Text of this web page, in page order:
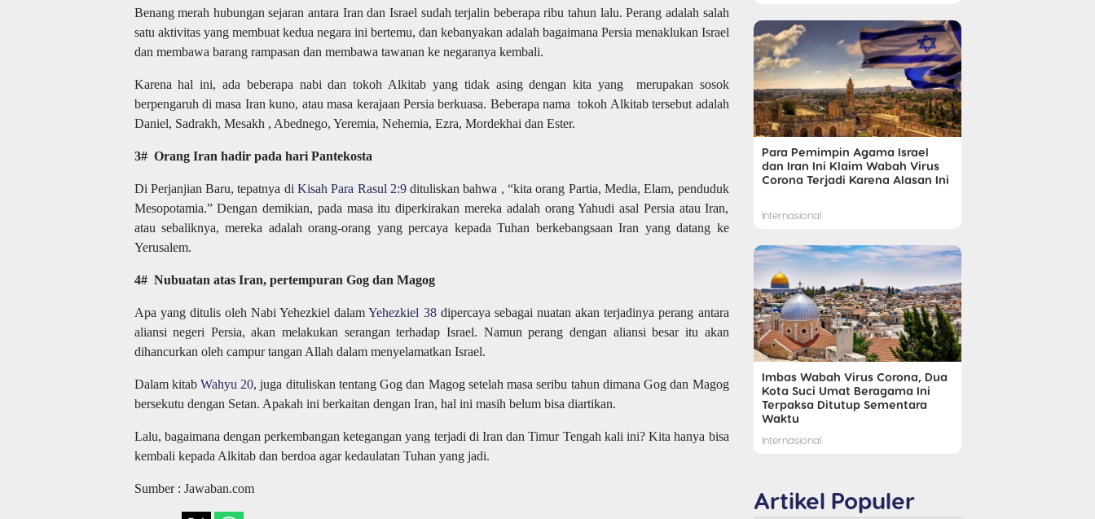
Benang merah hubungan sejaran antara Iran dan Israel sudah terjalin beberapa ribu tahun lalu. Perang adalah salah
satu aktivitas yang membuat kedua negara ini bertemu, dan kebanyakan adalah bagaimana Persia menaklukan Israel
dan membawa barang rampasan dan membawa tawanan ke negaranya kembali.
Karena hal ini, ada beberapa nabi dan tokoh Alkitab yang tidak asing dengan kita yang merupakan sosok
berpengaruh di masa Iran kuno, atau masa kerajaan Persia berkuasa. Beberapa nama tokoh Alkitab tersebut adalah
Daniel, Sadrakh, Mesakh , Abednego, Yeremia, Nehemia, Ezra, Mordekhai dan Ester.
3# Orang Iran hadir pada hari Pantekosta
Di Perjanjian Baru, tepatnya di Kisah Para Rasul 2:9dituliskan bahwa , “kita orang Partia, Media, Elam, penduduk
Mesopotamia.” Dengan demikian, pada masa itu diperkirakan mereka adalah orang Yahudi asal Persia atau Iran,
atau sebaliknya, mereka adalah orang-orang yang percaya kepada Tuhan berkebangsaan Iran yang datang ke
Yerusalem.
4# Nubuatan atas Iran, pertempuran Gog dan Magog
Apa yang ditulis oleh Nabi Yehezkiel dalamYehezkiel 38dipercaya sebagai nuatan akan terjadinya perang antara
aliansi negeri Persia, akan melakukan serangan terhadap Israel. Namun perang dengan aliansi besar itu akan
dihancurkan oleh campur tangan Allah dalam menyelamatkan Israel.
Dalam kitab Wahyu 20, juga dituliskan tentang Gog dan Magog setelah masa seribu tahun dimana Gog dan Magog
bersekutu dengan Setan. Apakah ini berkaitan dengan Iran, hal ini masih belum bisa diartikan.
Lalu, bagaimana dengan perkembangan ketegangan yang terjadi di Iran dan Timur Tengah kali ini? Kita hanya bisa
kembali kepada Alkitab dan berdoa agar kedaulatan Tuhan yang jadi.
Sumber : Jawaban.com
Para Pemimpin Agama Israel
dan Iran Ini Klaim Wabah Virus
Corona Terjadi Karena Alasan Ini
Internasional
Imbas Wabah Virus Corona, Dua
Kota Suci Umat Beragama Ini
Terpaksa Ditutup Sementara
Waktu
Internasional
Artikel Populer